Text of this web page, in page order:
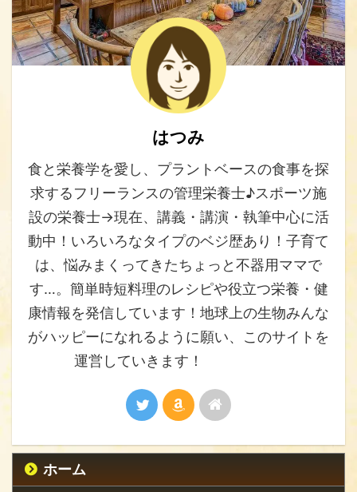
はつみ
食と栄養学を愛し、プラントベースの食事を探
求するフリーランスの管理栄養士♪スポーツ施
設の栄養士→現在、講義・講演・執筆中心に活
動中！いろいろなタイプのベジ歴あり！子育て
は、悩みまくってきたちょっと不器用ママで
す…。簡単時短料理のレシピや役立つ栄養・健
康情報を発信しています！地球上の生物みんな
がハッピーになれるように願い、このサイトを
運営していきます！
ホーム